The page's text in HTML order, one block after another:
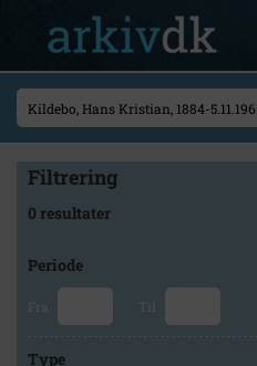
Filtrering
0 resultater
Periode
Fra Til
Type